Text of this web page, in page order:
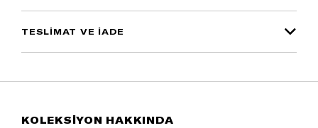
TESLİMAT VE İADE
KOLEKSİYON HAKKINDA